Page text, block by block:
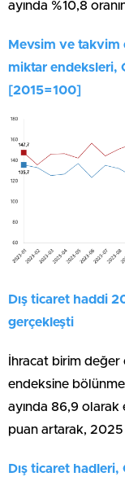
ayında %10,8
Mevsim ve takvim
miktar endeksleri,
[2015=100]
Dış ticaret haddi
gerçekleşti
İhracat birim
endeksine
ayında 86,9 olarak
puan artarak, 2025
Dış ticaret